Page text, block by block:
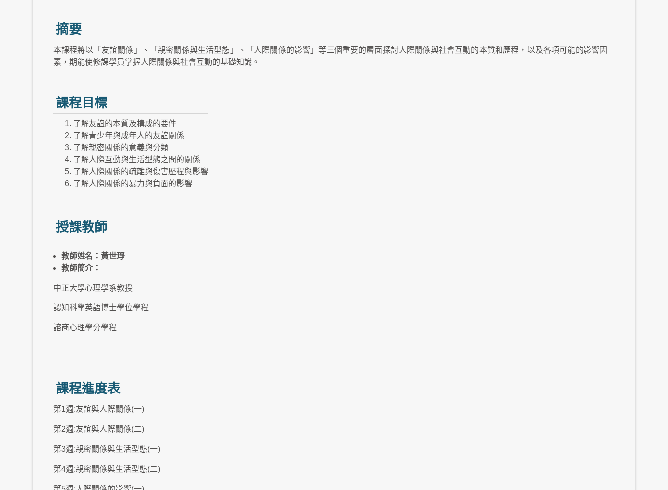
摘要
本課程將以「友誼關係」、「親密關係與生活型態」、「人際關係的影響」等三個重要的層面探討人際關係與社會互動的本質和歷程，以及各項可能的影響因
素，期能使修課學員掌握人際關係與社會互動的基礎知識。
課程目標
了解友誼的本質及構成的要件
了解青少年與成年人的友誼關係
了解親密關係的意義與分類
了解人際互動與生活型態之間的關係
了解人際關係的疏離與傷害歷程與影響
了解人際關係的暴力與負面的影響
授課教師
教師姓名：黃世琤
教師簡介：
中正大學心理學系教授
認知科學英語博士學位學程
諮商心理學分學程
課程進度表
第1週:友誼與人際關係(一)
第2週:友誼與人際關係(二)
第3週:親密關係與生活型態(一)
第4週:親密關係與生活型態(二)